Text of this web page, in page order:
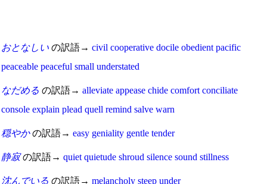
おとなしい の訳語→ civil cooperative docile obedient pacific
peaceable peaceful small understated
なだめる の訳語→ alleviate appease chide comfort conciliate
console explain plead quell remind salve warn
穏やかの訳語→ easy geniality gentle tender
静寂の訳語→ quiet quietude shroud silence sound stillness
沈んでいる の訳語→ melancholy steep under